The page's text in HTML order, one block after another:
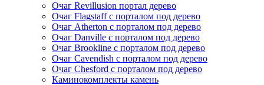
Очаг Revillusion портал дерево
Очаг Flagstaff с порталом под дерево
Очаг Atherton с порталом под дерево
Очаг Danville с порталом под дерево
Очаг Brookline с порталом под дерево
Очаг Cavendish с порталом под дерево
Очаг Chesford с порталом под дерево
Каминокомплекты камень